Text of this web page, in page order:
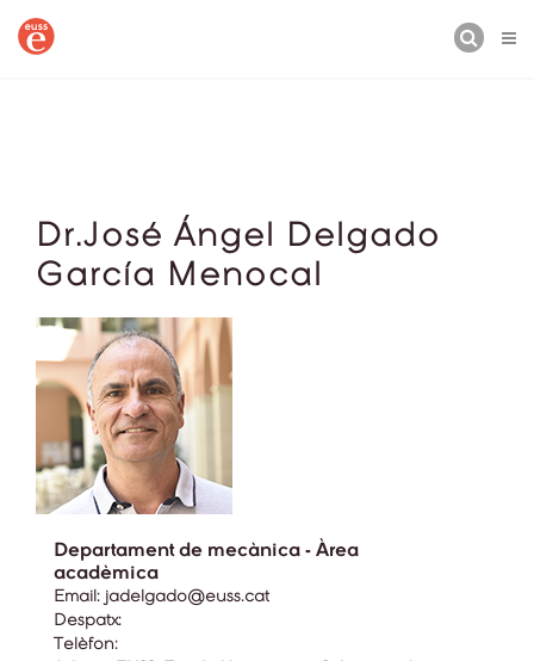
Dr.José Ángel Delgado
García Menocal
Departament de mecànica - Àrea
acadèmica
Email: jadelgado@euss.cat
Despatx:
Telèfon: